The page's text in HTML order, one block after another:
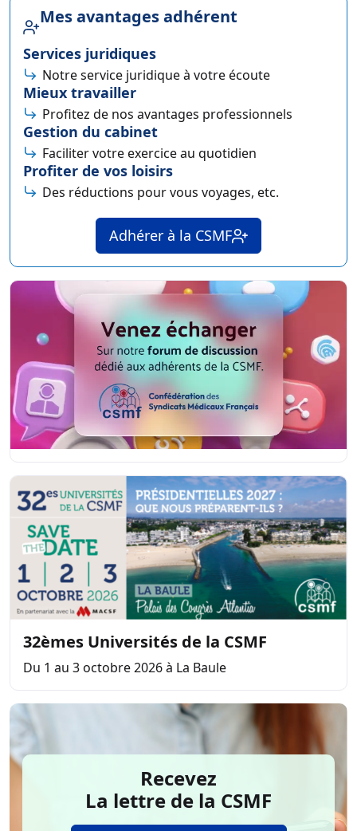
Mes avantages adhérent
Services juridiques
Notre service juridique à votre écoute
Mieux travailler
Profitez de nos avantages professionnels
Gestion du cabinet
Faciliter votre exercice au quotidien
Profiter de vos loisirs
Des réductions pour vous voyages, etc.
Adhérer à la CSMF
32èmes Universités de la CSMF
Du 1 au 3 octobre 2026 à La Baule
Recevez
La lettre de la CSMF